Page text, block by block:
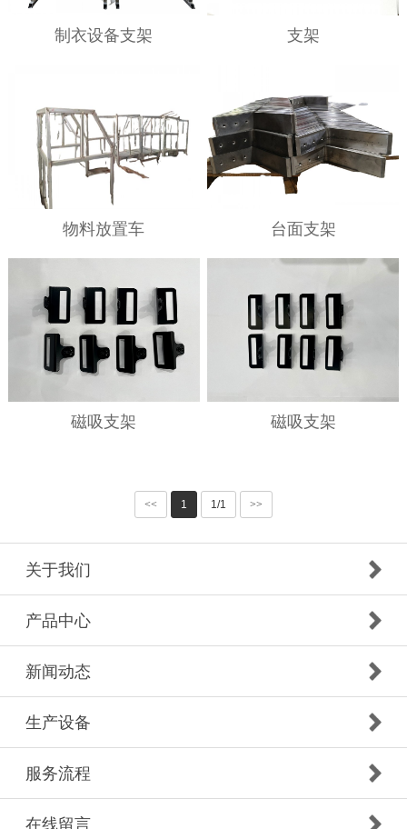
制衣设备支架 支架
物料放置车 台面支架
磁吸支架 磁吸支架
<< 1 1/1 >>
关于我们
产品中心
新闻动态
生产设备
服务流程
在线留言